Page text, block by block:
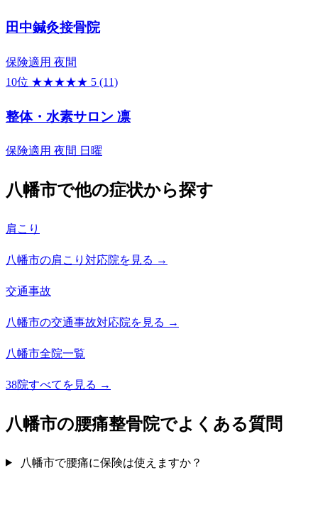
田中鍼灸接骨院
保険適用 夜間
10位 ★★★★★ 5 (11)
整体・水素サロン 凛
保険適用 夜間 日曜
八幡市で他の症状から探す
肩こり
八幡市の肩こり対応院を見る →
交通事故
八幡市の交通事故対応院を見る →
八幡市全院一覧
38院すべてを見る →
八幡市の腰痛整骨院でよくある質問
八幡市で腰痛に保険は使えますか？